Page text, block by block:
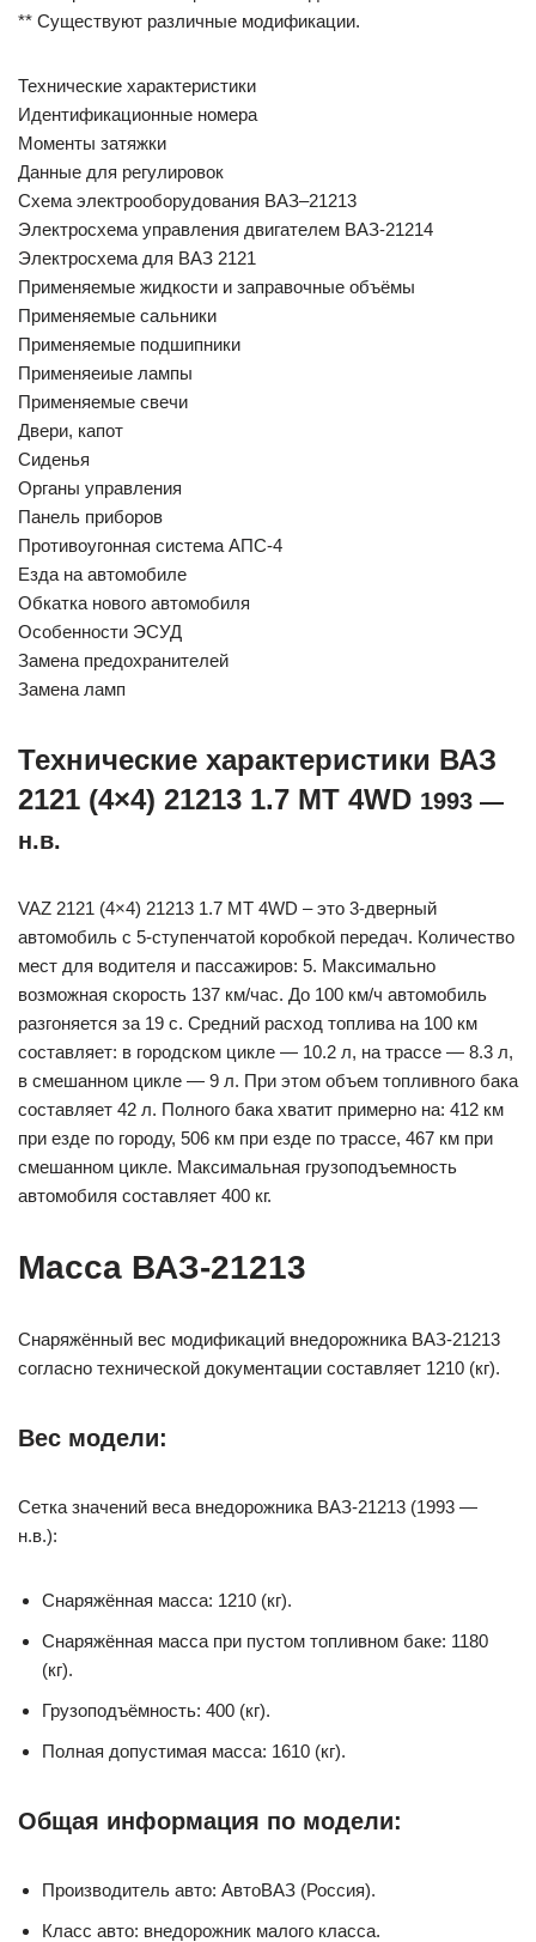
** Существуют различные модификации.
Технические характеристики
Идентификационные номера
Моменты затяжки
Данные для регулировок
Схема электрооборудования ВАЗ–21213
Электросхема управления двигателем ВАЗ-21214
Электросхема для ВАЗ 2121
Применяемые жидкости и заправочные объёмы
Применяемые сальники
Применяемые подшипники
Применяеиые лампы
Применяемые свечи
Двери, капот
Сиденья
Органы управления
Панель приборов
Противоугонная система АПС-4
Езда на автомобиле
Обкатка нового автомобиля
Особенности ЭСУД
Замена предохранителей
Замена ламп
Технические характеристики ВАЗ
2121 (4×4) 21213 1.7 MT 4WD 1993 —
н.в.
VAZ 2121 (4×4) 21213 1.7 MT 4WD – это 3-дверный
автомобиль с 5-ступенчатой коробкой передач. Количество
мест для водителя и пассажиров: 5. Максимально
возможная скорость 137 км/час. До 100 км/ч автомобиль
разгоняется за 19 с. Средний расход топлива на 100 км
составляет: в городском цикле — 10.2 л, на трассе — 8.3 л,
в смешанном цикле — 9 л. При этом объем топливного бака
составляет 42 л. Полного бака хватит примерно на: 412 км
при езде по городу, 506 км при езде по трассе, 467 км при
смешанном цикле. Максимальная грузоподъемность
автомобиля составляет 400 кг.
Масса ВАЗ-21213
Снаряжённый вес модификаций внедорожника ВАЗ-21213
согласно технической документации составляет 1210 (кг).
Вес модели:
Сетка значений веса внедорожника ВАЗ-21213 (1993 —
н.в.):
Снаряжённая масса: 1210 (кг).
Снаряжённая масса при пустом топливном баке: 1180
(кг).
Грузоподъёмность: 400 (кг).
Полная допустимая масса: 1610 (кг).
Общая информация по модели:
Производитель авто: АвтоВАЗ (Россия).
Класс авто: внедорожник малого класса.